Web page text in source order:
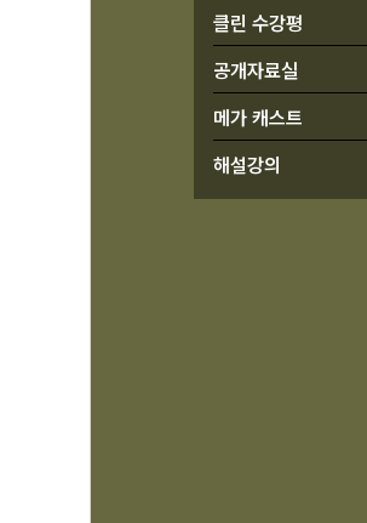
클린 수강평
공개자료실
메가 캐스트
해설강의